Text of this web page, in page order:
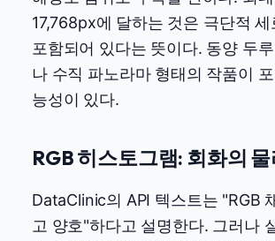
17,768px에 달하는 것은 극단적
포함되어 있다는 뜻이다. 동양 두
나 수직 파노라마 형태의 작품이
능성이 있다.
RGB 히스토그램: 회화의
DataClinic의 API 텍스트는 "RGB
고 양호"하다고 설명한다. 그러나